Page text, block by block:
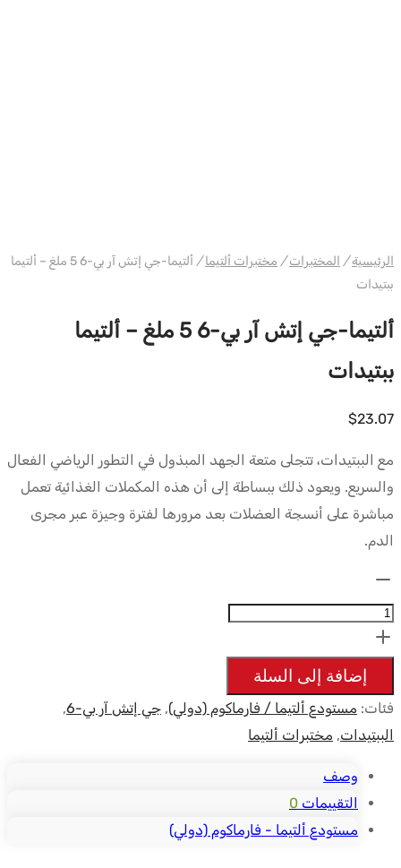
الرئيسية / المختبرات / مختبرات ألتيما /
ألتيما-جي إتش آر بي-6 5 ملغ – ألتيما
ببتيدات
ألتيما-جي إتش آر بي-6 5 ملغ – ألتيما
ببتيدات
$23.07
مع الببتيدات، تتجلى متعة الجهد المبذول في التطور الرياضي الفعال
والسريع. ويعود ذلك ببساطة إلى أن هذه المكملات الغذائية تعمل
مباشرة على أنسجة العضلات بعد مرورها لفترة وجيزة عبر مجرى
الدم.
Ultima-
6
5mg
-
UltimaPeptides
إضافة إلى السلة
فئات: مستودع ألتيما / فارماكوم (دولي), جي إتش آر بي-6
,
الببتيدات, مختبرات ألتيما
وصف
التقييمات 0
مستودع ألتيما - فارماكوم (دولي)